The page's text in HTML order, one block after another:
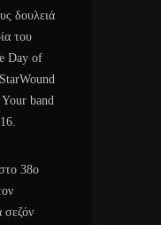
δουλειά
του
Day of
Your band
38ο
σεζόν